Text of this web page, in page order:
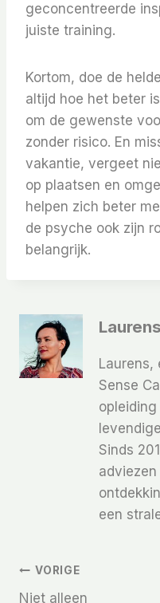
geconcentreerde
juiste training.
Kortom, doe de
altijd hoe het beter
om de gewenste
zonder risico. En
vakantie, vergeet
op plaatsen en
helpen zich beter
de psyche ook zijn
belangrijk.
Laurens
Laurens,
Sense
Sinds
een
Bericht
VORIGE
Niet alleen